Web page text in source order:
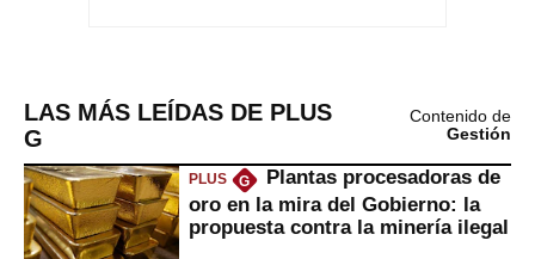
LAS MÁS LEÍDAS DE PLUS
G
Contenido de
Gestión
PLUS G
Plantas procesadoras de
oro en la mira del Gobierno: la
propuesta contra la minería ilegal